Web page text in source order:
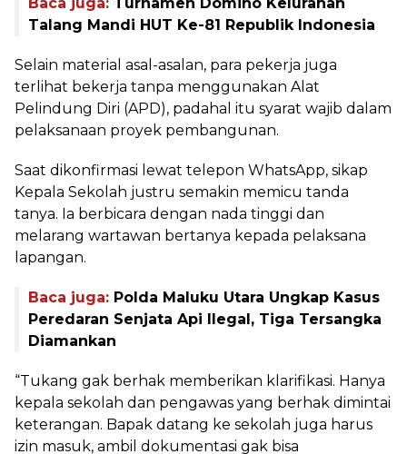
Talang Mandi HUT Ke-81 Republik Indonesia
Selain material asal-asalan, para pekerja juga
terlihat bekerja tanpa menggunakan Alat
Pelindung Diri (APD), padahal itu syarat wajib dalam
pelaksanaan proyek pembangunan.
Saat dikonfirmasi lewat telepon WhatsApp, sikap
Kepala Sekolah justru semakin memicu tanda
tanya. Ia berbicara dengan nada tinggi dan
melarang wartawan bertanya kepada pelaksana
lapangan.
Baca juga: Polda Maluku Utara Ungkap Kasus
Peredaran Senjata Api Ilegal, Tiga Tersangka
Diamankan
“Tukang gak berhak memberikan klarifikasi. Hanya
kepala sekolah dan pengawas yang berhak dimintai
keterangan. Bapak datang ke sekolah juga harus
izin masuk, ambil dokumentasi gak bisa